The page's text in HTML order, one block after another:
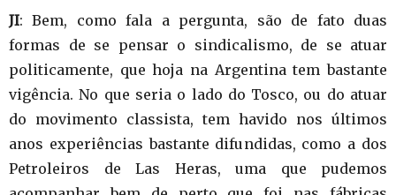
JI: Bem, como fala a pergunta, são de fato duas
formas de se pensar o sindicalismo, de se atuar
politicamente, que hoja na Argentina tem bastante
vigência. No que seria o lado do Tosco, ou do atuar
do movimento classista, tem havido nos últimos
anos experiências bastante difundidas, como a dos
Petroleiros de Las Heras, uma que pudemos